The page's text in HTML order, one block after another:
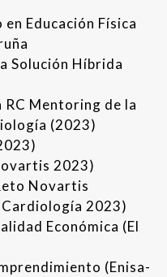
Educación Física
Solución Híbrida
Mentoring de la
(2023)
2023)
Novartis
2023)
Económica (El
(Enisa-